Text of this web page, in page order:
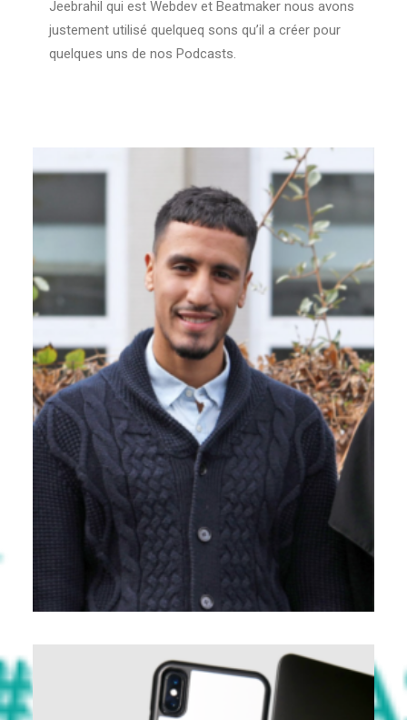
Jeebrahil qui est Webdev et Beatmaker nous avons
justement utilisé quelqueq sons qu’il a créer pour
quelques uns de nos Podcasts.